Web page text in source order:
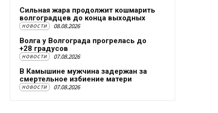
Сильная жара продолжит кошмарить
волгоградцев до конца выходных
НОВОСТИ 08.08.2026
Волга у Волгограда прогрелась до
+28 градусов
НОВОСТИ 07.08.2026
В Камышине мужчина задержан за
смертельное избиение матери
НОВОСТИ 07.08.2026